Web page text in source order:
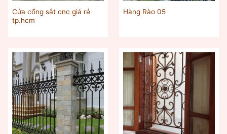
Cửa cổng sắt cnc giá rẻ
tp.hcm
Hàng Rào 05